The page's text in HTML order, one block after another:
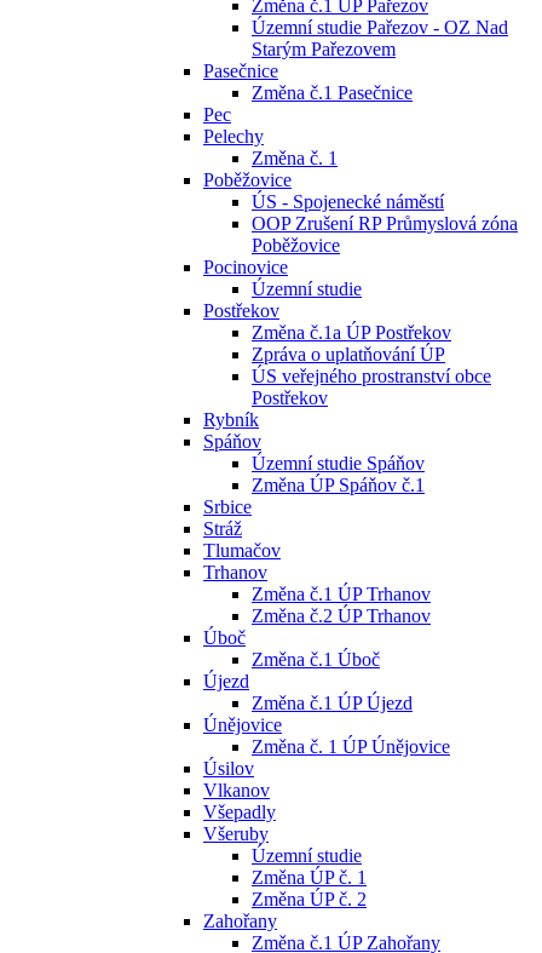
Změna č.1 ÚP Pařezov
Územní studie Pařezov - OZ Nad
Starým Pařezovem
Pasečnice
Změna č.1 Pasečnice
Pec
Pelechy
Změna č. 1
Poběžovice
ÚS - Spojenecké náměstí
OOP Zrušení RP Průmyslová zóna
Poběžovice
Pocinovice
Územní studie
Postřekov
Změna č.1a ÚP Postřekov
Zpráva o uplatňování ÚP
ÚS veřejného prostranství obce
Postřekov
Rybník
Spáňov
Územní studie Spáňov
Změna ÚP Spáňov č.1
Srbice
Stráž
Tlumačov
Trhanov
Změna č.1 ÚP Trhanov
Změna č.2 ÚP Trhanov
Úboč
Změna č.1 Úboč
Újezd
Změna č.1 ÚP Újezd
Únějovice
Změna č. 1 ÚP Únějovice
Úsilov
Vlkanov
Všepadly
Všeruby
Územní studie
Změna ÚP č. 1
Změna ÚP č. 2
Zahořany
Změna č.1 ÚP Zahořany